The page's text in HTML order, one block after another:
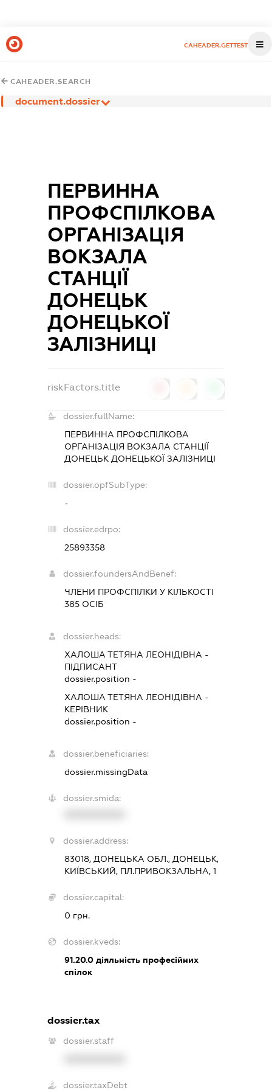
CAHEADER.GETTEST
CAHEADER.SEARCH
document.dossier
ПЕРВИННА
ПРОФСПІЛКОВА
ОРГАНІЗАЦІЯ
ВОКЗАЛА
СТАНЦІЇ
ДОНЕЦЬК
ДОНЕЦЬКОЇ
ЗАЛІЗНИЦІ
riskFactors.title
dossier.fullName:
ПЕРВИННА ПРОФСПІЛКОВА
ОРГАНІЗАЦІЯ ВОКЗАЛА СТАНЦІЇ
ДОНЕЦЬК ДОНЕЦЬКОЇ ЗАЛІЗНИЦІ
dossier.opfSubType:
-
dossier.edrpo:
25893358
dossier.foundersAndBenef:
ЧЛЕНИ ПРОФСПІЛКИ У КІЛЬКОСТІ
385 ОСІБ
dossier.heads:
ХАЛОША ТЕТЯНА ЛЕОНІДІВНА -
ПІДПИСАНТ
dossier.position -
ХАЛОША ТЕТЯНА ЛЕОНІДІВНА -
КЕРІВНИК
dossier.position -
dossier.beneficiaries:
dossier.missingData
dossier.smida:
dossier.address:
83018, ДОНЕЦЬКА ОБЛ., ДОНЕЦЬК,
КИЇВСЬКИЙ, ПЛ.ПРИВОКЗАЛЬНА, 1
dossier.capital:
0 грн.
dossier.kveds:
91.20.0 діяльність професійних
спілок
dossier.tax
dossier.staff
dossier.taxDebt